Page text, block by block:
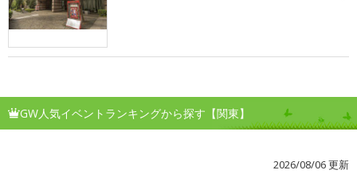
GW人気イベントランキングから探す【関東】
2026/08/06 更新